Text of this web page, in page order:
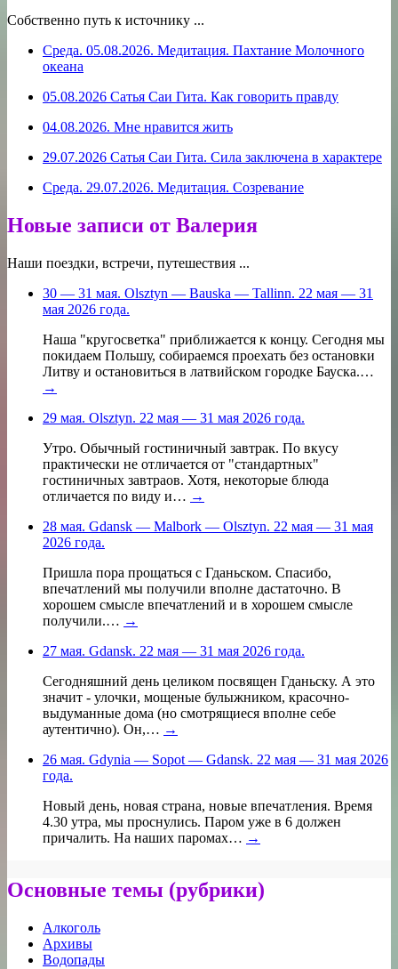
Собственно путь к источнику ...
Среда. 05.08.2026. Медитация. Пахтание Молочного
океана
05.08.2026 Сатья Саи Гита. Как говорить правду
04.08.2026. Мне нравится жить
29.07.2026 Сатья Саи Гита. Сила заключена в характере
Среда. 29.07.2026. Медитация. Созревание
Новые записи от Валерия
Наши поездки, встречи, путешествия ...
30 — 31 мая. Olsztyn — Bauska — Tallinn. 22 мая — 31
мая 2026 года.
Наша "кругосветка" приближается к концу. Сегодня мы
покидаем Польшу, собираемся проехать без остановки
Литву и остановиться в латвийском городке Бауска.…
→
29 мая. Olsztyn. 22 мая — 31 мая 2026 года.
Утро. Обычный гостиничный завтрак. По вкусу
практически не отличается от "стандартных"
гостиничных завтраов. Хотя, некоторые блюда
отличается по виду и… →
28 мая. Gdansk — Malbork — Olsztyn. 22 мая — 31 мая
2026 года.
Пришла пора прощаться с Гданьском. Спасибо,
впечатлений мы получили вполне дастаточно. В
хорошем смысле впечатлений и в хорошем смысле
получили.… →
27 мая. Gdansk. 22 мая — 31 мая 2026 года.
Сегодняшний день целиком посвящен Гданьску. А это
значит - улочки, мощеные булыжником, красочно-
выдуманные дома (но смотрящиеся вполне себе
аутентично). Он,… →
26 мая. Gdynia — Sopot — Gdansk. 22 мая — 31 мая 2026
года.
Новый день, новая страна, новые впечатления. Время
4.30 утра, мы проснулись. Паром уже в 6 должен
причалить. На наших паромах… →
Основные темы (рубрики)
Алкоголь
Архивы
Водопады